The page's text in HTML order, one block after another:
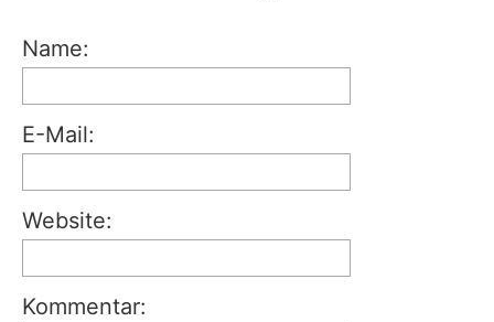
Name:
E-Mail:
Website:
Kommentar: